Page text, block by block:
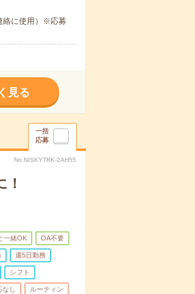
絡に使用）※応募
見る
一括
応募
No.NISKYTRK-2AH55
一緒OK OA不要
週5日勤務
シフト
なし ルーティン